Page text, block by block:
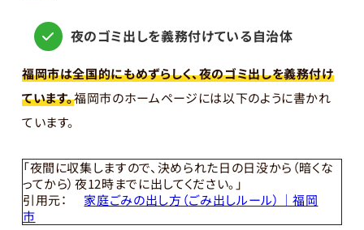
夜のゴミ出しを義務付けている自治体
福岡市は全国的にもめずらしく、夜のゴミ出しを義務付け
ています。福岡市のホームページには以下のように書かれ
ています。
「夜間に収集しますので、決められた日の日没から（暗くな
ってから）夜12時までに出してください。」
引用元：
家庭ごみの出し方（ごみ出しルール）｜福岡
市